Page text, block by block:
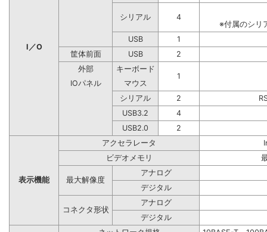
I／O
シリアル
4
※付属のシリ
USB
1
筐体前面
USB
2
外部
キーボード
1
IOパネル
マウス
シリアル
2
USB3.2
4
USB2.0
2
表示機能
アクセラレータ
ビデオメモリ
最大解像度
アナログ
デジタル
コネクタ形状
アナログ
デジタル